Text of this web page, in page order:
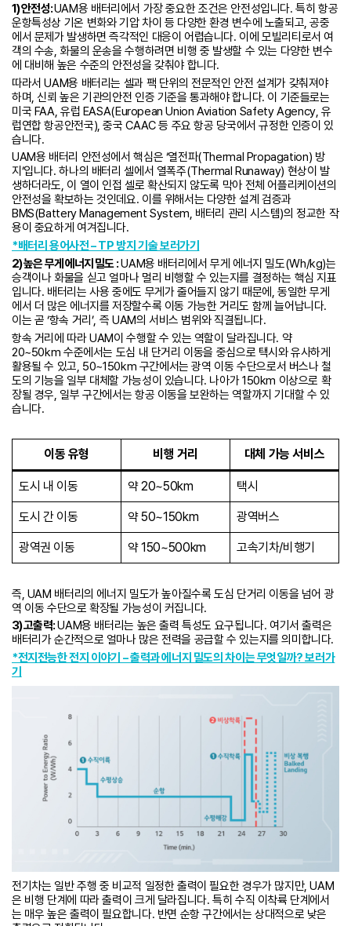
1) 안전성:UAM용 배터리에서 가장 중요한 조건은 안전성입니다. 특히 항공
운항특성상 기온 변화와 기압 차이 등 다양한 환경 변수에 노출되고, 공중
에서 문제가 발생하면 즉각적인 대응이 어렵습니다. 이에 모빌리티로서 여
객의 수송, 화물의 운송을 수행하려면 비행 중 발생할 수 있는 다양한 변수
에 대비해 높은 수준의 안전성을 갖춰야 합니다.
따라서 UAM용 배터리는 셀과 팩 단위의 전문적인 안전 설계가 갖춰져야
하며, 신뢰 높은 기관의안전 인증 기준을 통과해야 합니다. 이 기준들로는
미국 FAA, 유럽 EASA(European Union Aviation Safety Agency, 유
럽연합 항공안전국), 중국 CAAC 등 주요 항공 당국에서 규정한 인증이 있
습니다.
UAM용 배터리 안전성에서 핵심은 ‘열전파(Thermal Propagation) 방
지’입니다. 하나의 배터리 셀에서 열폭주(Thermal Runaway) 현상이 발
생하더라도, 이 열이 인접 셀로 확산되지 않도록 막아 전체 어플리케이션의
안전성을 확보하는 것인데요. 이를 위해서는 다양한 설계 검증과
BMS(Battery Management System, 배터리 관리 시스템)의 정교한 작
용이 중요하게 여겨집니다.
*배터리 용어사전 – TP 방지 기술 보러가기
2) 높은 무게 에너지 밀도 :UAM용 배터리에서 무게 에너지 밀도(Wh/kg)는
승객이나 화물을 싣고 얼마나 멀리 비행할 수 있는지를 결정하는 핵심 지표
입니다. 배터리는 사용 중에도 무게가 줄어들지 않기 때문에, 동일한 무게
에서 더 많은 에너지를 저장할수록 이동 가능한 거리도 함께 늘어납니다.
이는 곧 ‘항속 거리’, 즉 UAM의 서비스 범위와 직결됩니다.
항속 거리에 따라 UAM이 수행할 수 있는 역할이 달라집니다. 약
20~50km 수준에서는 도심 내 단거리 이동을 중심으로 택시와 유사하게
활용될 수 있고, 50~150km 구간에서는 광역 이동 수단으로서 버스나 철
도의 기능을 일부 대체할 가능성이 있습니다. 나아가 150km 이상으로 확
장될 경우, 일부 구간에서는 항공 이동을 보완하는 역할까지 기대할 수 있
습니다.
이동 유형 비행 거리 대체 가능 서비스
도시 내 이동 약 20~50km 택시
도시 간 이동 약 50~150km 광역버스
광역권 이동 약 150~500km 고속기차/비행기
즉, UAM 배터리의 에너지 밀도가 높아질수록 도심 단거리 이동을 넘어 광
역 이동 수단으로 확장될 가능성이 커집니다.
3) 고출력:UAM용 배터리는 높은 출력 특성도 요구됩니다. 여기서 출력은
배터리가 순간적으로 얼마나 많은 전력을 공급할 수 있는지를 의미합니다.
*전지전능한 전지 이야기 – 출력과 에너지 밀도의 차이는 무엇일까? 보러가
기
전기차는 일반 주행 중 비교적 일정한 출력이 필요한 경우가 많지만, UAM
은 비행 단계에 따라 출력이 크게 달라집니다. 특히 수직 이착륙 단계에서
는 매우 높은 출력이 필요합니다. 반면 순항 구간에서는 상대적으로 낮은